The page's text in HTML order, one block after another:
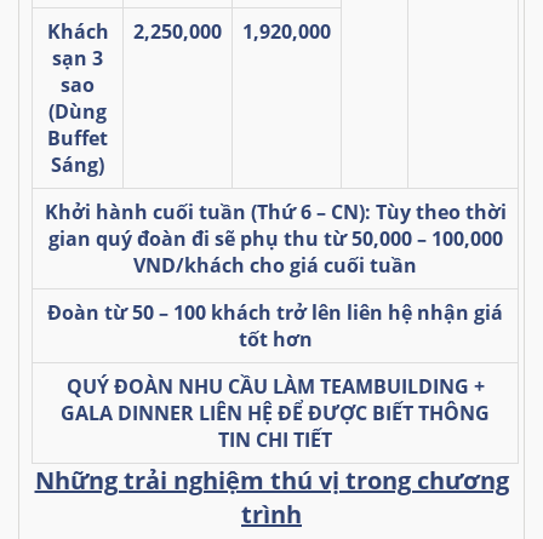
Khách
sạn 3
sao
(Dùng
Buffet
Sáng)
2,250,000 1,920,000
Khởi hành cuối tuần (Thứ 6 – CN): Tùy theo thời
gian quý đoàn đi sẽ phụ thu từ 50,000 – 100,000
VND/khách cho giá cuối tuần
Đoàn từ 50 – 100 khách trở lên liên hệ nhận giá
tốt hơn
QUÝ ĐOÀN NHU CẦU LÀM TEAMBUILDING +
GALA DINNER LIÊN HỆ ĐỂ ĐƯỢC BIẾT THÔNG
TIN CHI TIẾT
Những trải nghiệm thú vị trong chương
trình